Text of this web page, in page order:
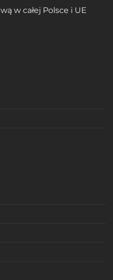
w całej Polsce i UE